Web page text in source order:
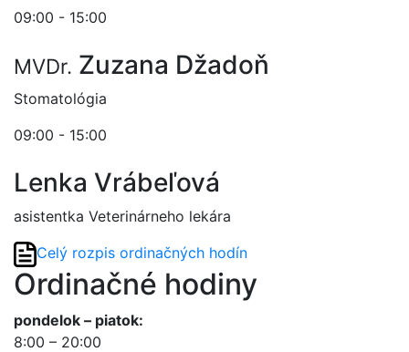
09:00 - 15:00
MVDr. Zuzana Džadoň
Stomatológia
09:00 - 15:00
Lenka Vrábeľová
asistentka Veterinárneho lekára
Celý rozpis ordinačných hodín
Ordinačné hodiny
pondelok – piatok:
8:00 – 20:00